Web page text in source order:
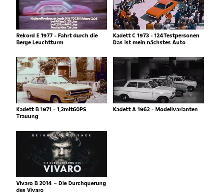
Rekord E 1977 - Fahrt durch die
Berge Leuchtturm
Kadett C 1973 - 124Testpersonen
Das ist mein nächstes Auto
Kadett B 1971 - 1,2mit60PS
Trauung
Kadett A 1962 - Modellvarianten
Vivaro B 2014 – Die Durchquerung
des Vivaro